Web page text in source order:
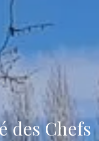
des Chefs